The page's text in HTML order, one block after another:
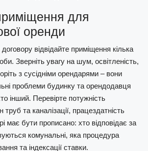
для
оренди
відвідайте приміщення кілька
Зверніть увагу на шум, освітленість,
з сусідніми орендарями – вони
проблеми будинку та орендодавця
інший. Перевірте потужність
та каналізації, працездатність
має бути прописано: хто відповідає за
комунальні, яка процедура
та індексації ставки.